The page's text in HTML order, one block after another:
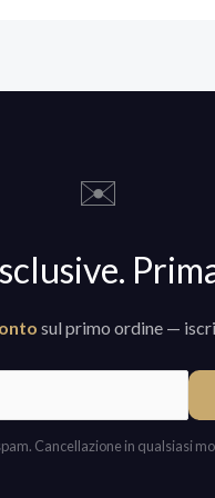
✉️
sul primo ordine —
Cancellazione in qualsiasi